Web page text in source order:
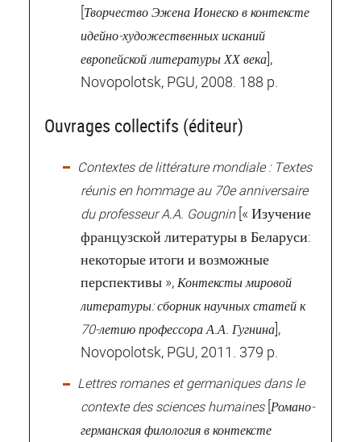
[Творчество Эжена Ионеско в контексте
идейно‐художественных исканий
европейской литературы ХХ века],
Novopolotsk, PGU, 2008. 188 p.
Ouvrages collectifs (éditeur)
Contextes de littérature mondiale : Textes
réunis en hommage au 70e anniversaire
du professeur A.A. Gougnin[« Изучение
французской литературы в Беларуси:
некоторые итоги и возможные
перспективы »,Контексты мировой
литературы: сборник научных статей к
70‐летию профессора А.А. Гугнина],
Novopolotsk, PGU, 2011. 379 p.
Lettres romanes et germaniques dans le
contexte des sciences humaines[Романо‐
германская филология в контексте